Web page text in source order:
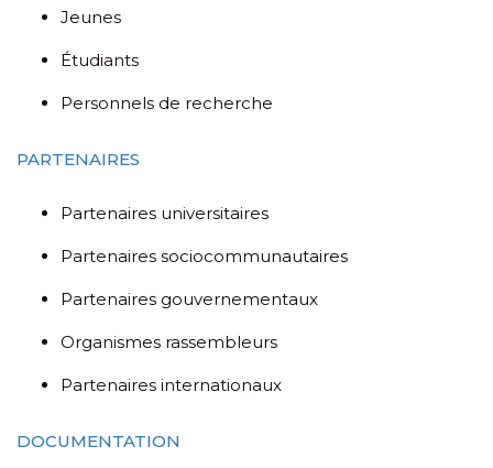
Jeunes
Étudiants
Personnels de recherche
PARTENAIRES
Partenaires universitaires
Partenaires sociocommunautaires
Partenaires gouvernementaux
Organismes rassembleurs
Partenaires internationaux
DOCUMENTATION